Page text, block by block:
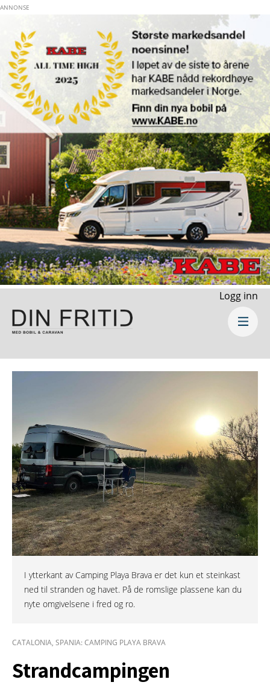
Logg inn
I ytterkant av Camping Playa Brava er det kun et steinkast
ned til stranden og havet. På de romslige plassene kan du
nyte omgivelsene i fred og ro.
CATALONIA, SPANIA: CAMPING PLAYA BRAVA
Strandcampingen